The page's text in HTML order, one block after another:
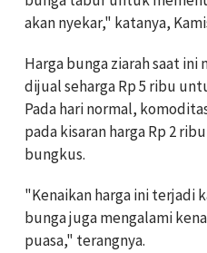
akan nyekar," katanya,
Harga bunga ziarah saat ini
dijual seharga Rp 5 ribu
Pada hari normal,
pada kisaran harga Rp 2
bungkus.
"Kenaikan harga ini terjadi
bunga juga mengalami
puasa," terangnya.